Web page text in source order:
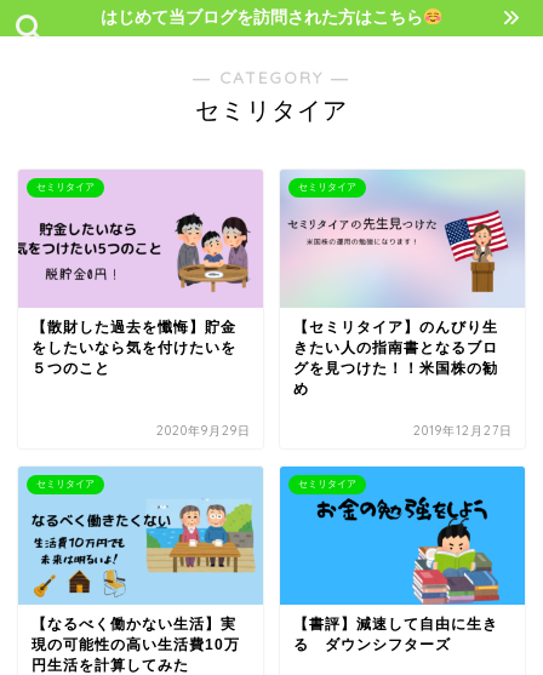
はじめて当ブログを訪問された方はこちら
― CATEGORY ―
セミリタイア
セミリタイア
【散財した過去を懺悔】貯金
をしたいなら気を付けたいを
５つのこと
2020年9月29日
セミリタイア
【セミリタイア】のんびり生
きたい人の指南書となるブロ
グを見つけた！！米国株の勧
め
2019年12月27日
セミリタイア
【なるべく働かない生活】実
現の可能性の高い生活費10万
円生活を計算してみた
セミリタイア
【書評】減速して自由に生き
る ダウンシフターズ